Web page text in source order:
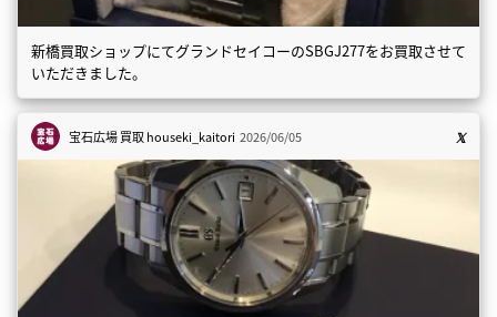
新橋買取ショップにてグランドセイコーのSBGJ277をお買取させて
いただきました。
宝石広場 買取houseki_kaitori 2026/06/05